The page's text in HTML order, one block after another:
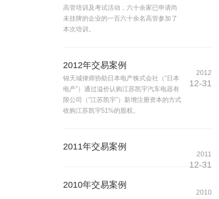
高管培训及考试活动，六十余家已申请尚
未挂牌的企业的一百六十余名高管参加了
本次培训。
2012年交易案例
锦天城律师协助日本电产株式会社（“日本
电产”）通过溢价认购江苏凯宇汽车电器有
限公司（“江苏凯宇”）新增注册资本的方式
收购江苏凯宇51%的股权。
2012
12-31
2011年交易案例
2011
12-31
2010年交易案例
2010